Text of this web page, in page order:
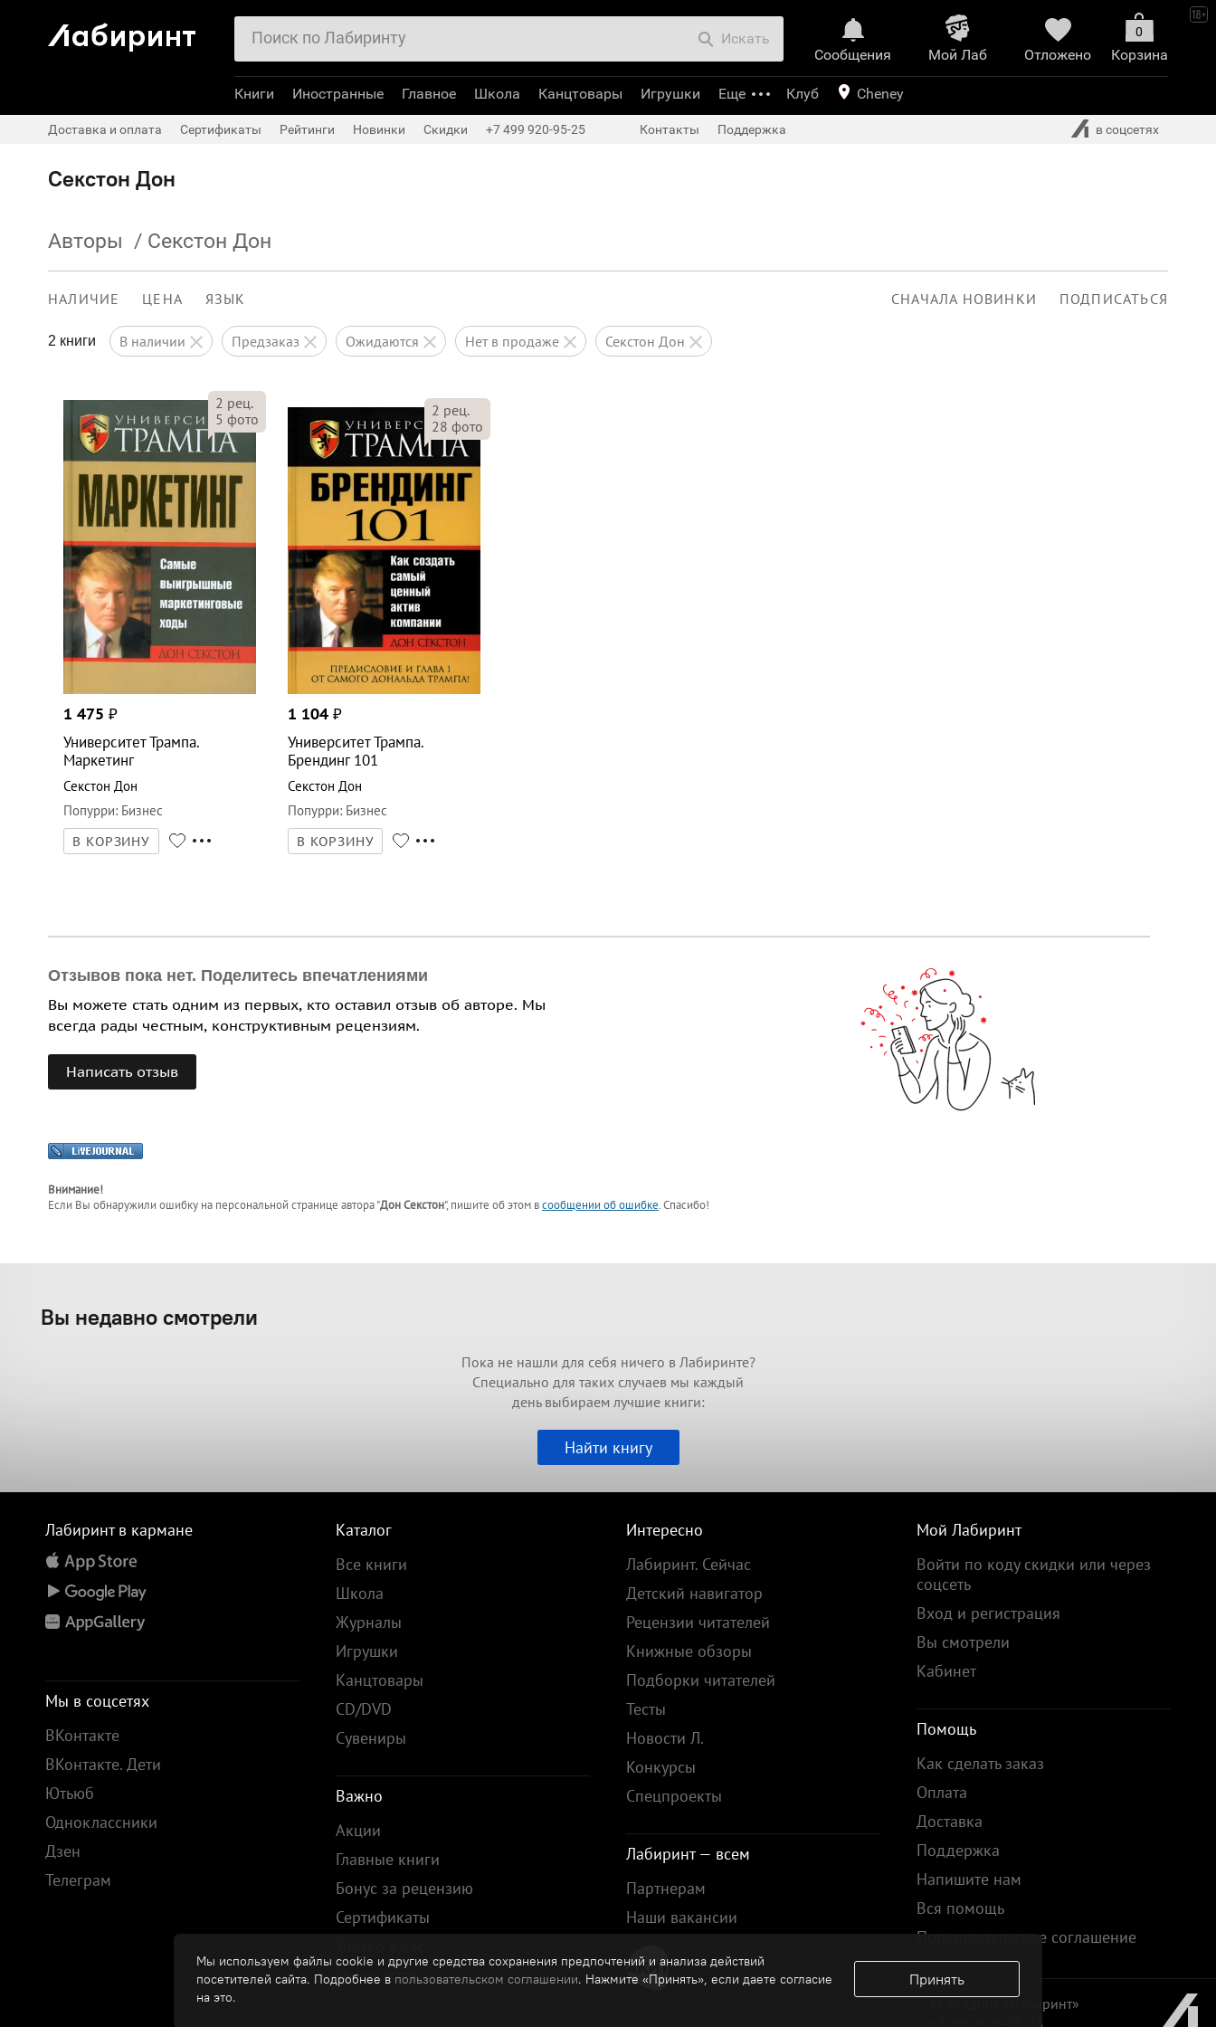
Секстон Дон
Авторы / Секстон Дон
НАЛИЧИЕ ЦЕНА ЯЗЫК СНАЧАЛА НОВИНКИ ПОДПИСАТЬСЯ
2 книги в наличии предзаказ ожидаются нет в продаже Секстон Дон
2 рец.
5 фото
1 475 ₽
Университет Трампа.
Маркетинг
Секстон Дон
Попурри: Бизнес
В КОРЗИНУ
2 рец.
28 фото
1 104₽
Университет Трампа.
Брендинг 101
Секстон Дон
Попурри: Бизнес
В КОРЗИНУ
Отзывов пока нет. Поделитесь впечатлениями
Вы можете стать одним из первых, кто оставил отзыв об авторе. Мы
всегда рады честным, конструктивным рецензиям.
Написать отзыв
Внимание!
Если Вы обнаружили ошибку на персональной странице автора "Дон Секстон", пишите об этом всообщении об ошибке. Спасибо!
Сообщения
Mой Лаб​
иринт
Отложено
0
Корзина
Искать
Книги Иностранные Главное Школа Канцтовары Игрушки Еще Клуб Cheney
Доставка и оплата Сертификаты Рейтинги Новинки Скидки +7 499 920-95-25 Контакты Поддержка в соцсетях
Мы используем файлы cookie и другие средства сохранения предпочтений и анализа действий
посетителей сайта. Подробнее в пользовательском соглашении. Нажмите «Принять», если даете согласие
на это.
Принять
Вы недавно смотрели
Пока не нашли для себя ничего в Лабиринте?
Специально для таких случаев мы каждый
день выбираем лучшие книги:
Найти книгу
Лабиринт в кармане
Мы в соцсетях
ВКонтакте
ВКонтакте. Дети
Ютьюб
Одноклассники
Дзен
Телеграм
Каталог
Все книги
Школа
Журналы
Игрушки
Канцтовары
CD/DVD
Сувениры
Важно
Акции
Главные книги
Бонус за рецензию
Сертификаты
Предзаказы
Интересно
Лабиринт. Сейчас
Детский навигатор
Рецензии читателей
Книжные обзоры
Подборки читателей
Тесты
Новости Л.
Конкурсы
Спецпроекты
Лабиринт — всем
Партнерам
Наши вакансии
Мой Лабиринт
Войти по коду скидки или через
соцсеть
Вход и регистрация
Вы смотрели
Кабинет
Помощь
Как сделать заказ
Оплата
Доставка
Поддержка
Напишите нам
Вся помощь
Пользовательское соглашение
© Холдинг «Лабиринт»
+7 499 920-95-25